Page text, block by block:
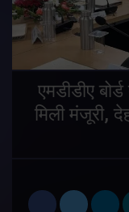
एमडीडीए
मिली मंजूरी,